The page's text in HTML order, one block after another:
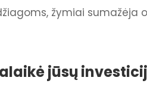
žymiai sumažėja
jūsų